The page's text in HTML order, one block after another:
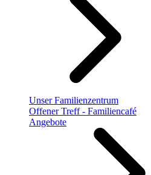
Unser Familienzentrum
Offener Treff - Familiencafé
Angebote